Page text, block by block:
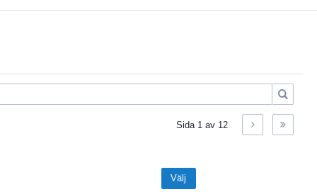
Sida 1 av 12
Välj